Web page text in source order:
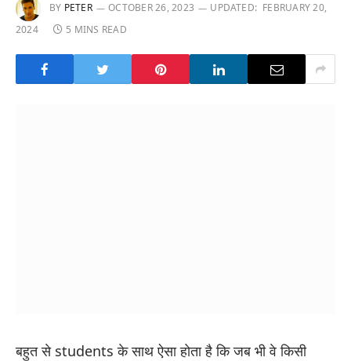
BY PETER OCTOBER 26, 2023 UPDATED: FEBRUARY 20,
2024
5 MINS READ
बहुत से students के साथ ऐसा होता है कि जब भी वे किसी